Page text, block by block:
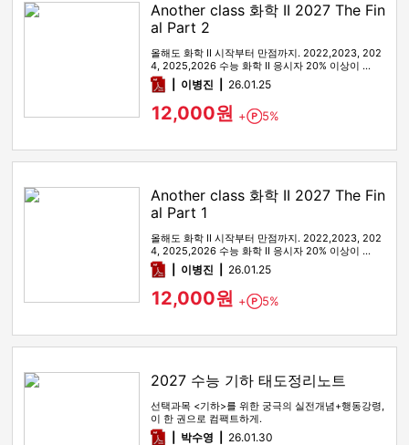
Another class 화학 II 2027 The Fin
al Part 2
올해도 화학 II 시작부터 만점까지. 2022,2023, 202
4, 2025,2026 수능 화학 II 응시자 20% 이상이 …
pdf이병진 26.01.25
12,000원 + Point
5%
Another class 화학 II 2027 The Fin
al Part 1
올해도 화학 II 시작부터 만점까지. 2022,2023, 202
4, 2025,2026 수능 화학 II 응시자 20% 이상이 …
pdf이병진 26.01.25
12,000원 + Point
5%
2027 수능 기하 태도정리노트
선택과목 <기하>를 위한 궁극의 실전개념+행동강령,
이 한 권으로 컴팩트하게.
pdf박수영 26.01.30